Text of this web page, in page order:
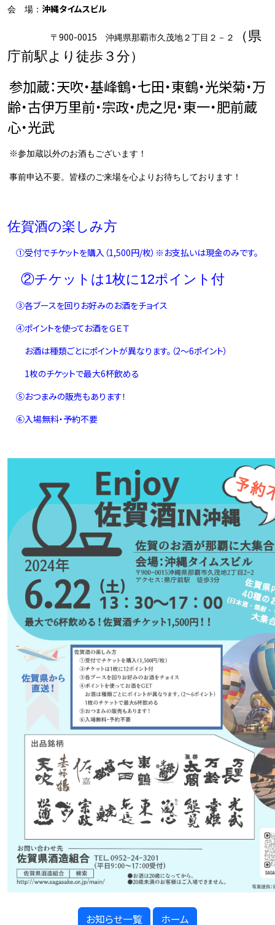
会 場： 沖縄タイムスビル
〒 900-0015 沖縄県那覇市久茂地２丁目２－２
（県
庁前駅より徒歩３分）
参加蔵：天吹・基峰鶴・七田・東鶴・光栄菊・万
齢・古伊万里前・宗政・虎之児・東一・肥前蔵
心・光武
※参加蔵以外のお酒もございます！
事前申込不要。 皆様のご来場を心よりお待ちしております！
佐賀酒の楽しみ方
①受付でチケットを購入（1,500円/枚）※お支払いは現金のみです。
②チケットは1枚に12ポイント付
③各ブースを回りお好みのお酒をチョイス
④ポイントを使ってお酒をＧＥＴ
お酒は種類ごとにポイントが異なります。（2～6ポイント）
1枚のチケットで最大6杯飲める
⑤おつまみの販売もあります！
⑥入場無料・予約不要
お知らせ一覧 ホーム